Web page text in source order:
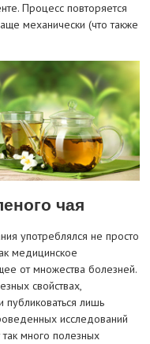
Процесс повторяется
механически (что также
чая
употреблялся не просто
медицинское
от множества болезней.
свойствах,
публиковаться лишь
исследований
много полезных